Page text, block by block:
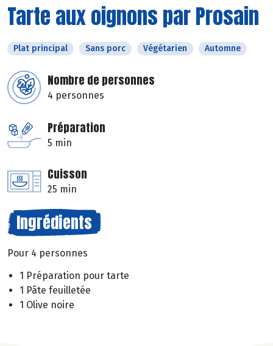
Tarte aux oignons par Prosain
Plat principal Sans porc Végétarien Automne
Nombre de personnes
4 personnes
Préparation
5 min
Cuisson
25 min
Ingrédients
Pour 4 personnes
1 Préparation pour tarte
1 Pâte feuilletée
1 Olive noire